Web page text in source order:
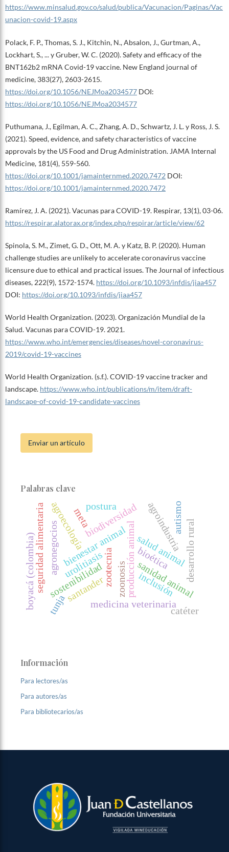
https://www.minsalud.gov.co/salud/publica/Vacunacion/Paginas/Vac
unacion-covid-19.aspx
Polack, F. P., Thomas, S. J., Kitchin, N., Absalon, J., Gurtman, A.,
Lockhart, S., ... y Gruber, W. C. (2020). Safety and efficacy of the
BNT162b2 mRNA Covid-19 vaccine. New England journal of
medicine, 383(27), 2603-2615.
https://doi.org/10.1056/NEJMoa2034577DOI:
https://doi.org/10.1056/NEJMoa2034577
Puthumana, J., Egilman, A. C., Zhang, A. D., Schwartz, J. L. y Ross, J. S.
(2021). Speed, evidence, and safety characteristics of vaccine
approvals by the US Food and Drug Administration. JAMA Internal
Medicine, 181(4), 559-560.
https://doi.org/10.1001/jamainternmed.2020.7472DOI:
https://doi.org/10.1001/jamainternmed.2020.7472
Ramírez, J. A. (2021). Vacunas para COVID-19. Respirar, 13(1), 03-06.
https://respirar.alatorax.org/index.php/respirar/article/view/62
Spinola, S. M., Zimet, G. D., Ott, M. A. y Katz, B. P. (2020). Human
challenge studies are unlikely to accelerate coronavirus vaccine
licensure due to ethical and practical issues. The Journal of infectious
diseases, 222(9), 1572-1574. https://doi.org/10.1093/infdis/jiaa457
DOI: https://doi.org/10.1093/infdis/jiaa457
World Health Organization. (2023). Organización Mundial de la
Salud. Vacunas para COVID-19. 2021.
https://www.who.int/emergencies/diseases/novel-coronavirus-
2019/covid-19-vaccines
World Health Organization. (s.f.). COVID-19 vaccine tracker and
landscape. https://www.who.int/publications/m/item/draft-
landscape-of-covid-19-candidate-vaccines
Enviar un artículo
Palabras clave
salud animal
producción animal
zootecnia
medicina veterinaria
bienestar animal agroindustria
agroecología desarrollo rural
sostenibilidad
agronegocios
seguridad alimentaria sanidad animal
zoonosis
biodiversidad
bioética
boyacá (colombia) santander
meta
tunja
autismo
inclusión
catéter
urolitiasis
postura
Información
Para lectores/as
Para autores/as
Para bibliotecarios/as